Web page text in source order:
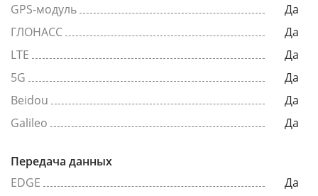
GPS-модуль
Да
ГЛОНАСС
Да
LTE
Да
5G
Да
Beidou
Да
Galileo
Да
Передача данных
EDGE
Да